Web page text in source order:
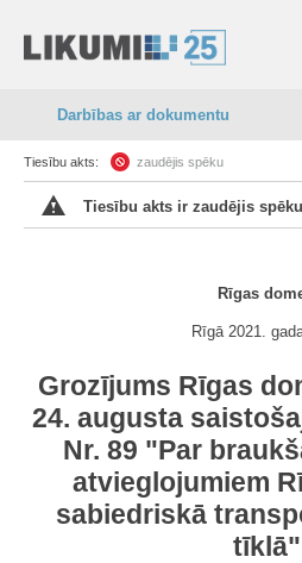
Darbības ar dokumentu
Tiesību akts: zaudējis spēku
Tiesību akts ir zaudējis
Rīgas
Rīgā 2021.
Grozījums Rīgas
24. augusta
Nr. 89 "Par
atvieglojumiem
sabiedriskā
tīklā"